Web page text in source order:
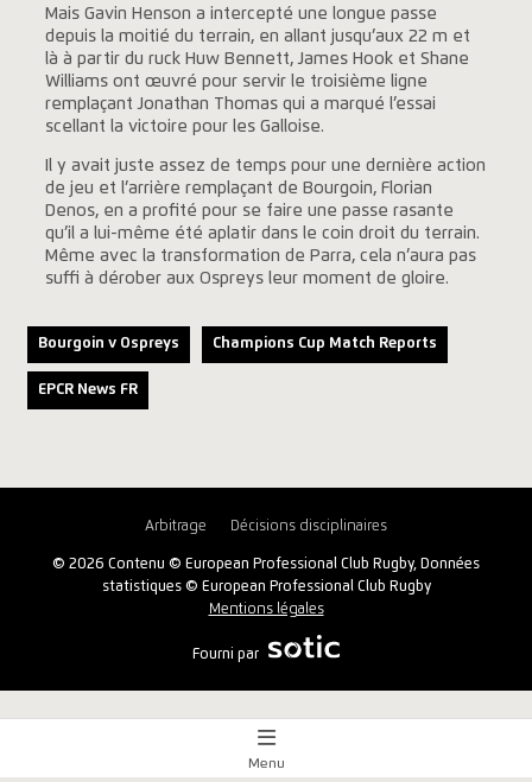
Mais Gavin Henson a intercepté une longue passe
depuis la moitié du terrain, en allant jusqu’aux 22 m et
là à partir du ruck Huw Bennett, James Hook et Shane
Williams ont œuvré pour servir le troisième ligne
remplaçant Jonathan Thomas qui a marqué l’essai
scellant la victoire pour les Galloise.
Il y avait juste assez de temps pour une dernière action
de jeu et l’arrière remplaçant de Bourgoin, Florian
Denos, en a profité pour se faire une passe rasante
qu’il a lui-même été aplatir dans le coin droit du terrain.
Même avec la transformation de Parra, cela n’aura pas
suffi à dérober aux Ospreys leur moment de gloire.
Bourgoin v Ospreys Champions Cup Match Reports
EPCR News FR
Arbitrage Décisions disciplinaires
© 2026 Contenu © European Professional Club Rugby, Données
statistiques © European Professional Club Rugby
Mentions légales
Fourni par
Aperçu
Menu